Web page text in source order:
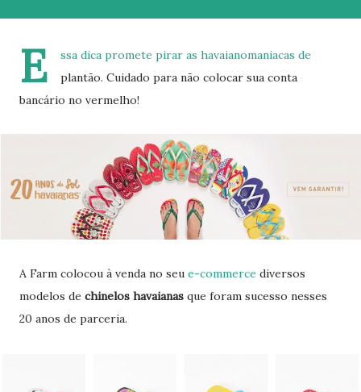
E
ssa dica promete pirar as havaianomaniacas de
plantão. Cuidado para não colocar sua conta
bancário no vermelho!
A Farm colocou à venda no seu e-commerce diversos
modelos de chinelos havaianas que foram sucesso nesses
20 anos de parceria.